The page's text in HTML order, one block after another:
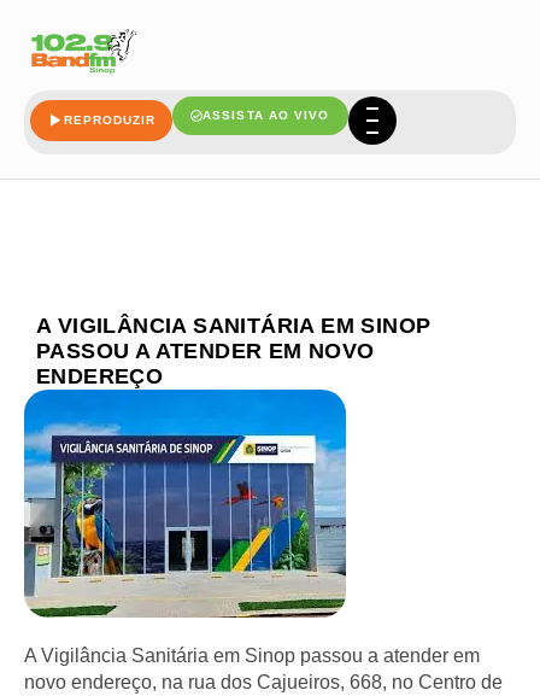
REPRODUZIR ASSISTA AO VIVO
A VIGILÂNCIA SANITÁRIA EM SINOP
PASSOU A ATENDER EM NOVO
ENDEREÇO
A Vigilância Sanitária em Sinop passou a atender em
novo endereço, na rua dos Cajueiros, 668, no Centro de